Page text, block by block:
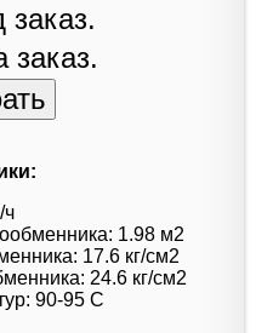
заказ.
заказ.
ч
1.98 м2
17.6 кг/см2
24.6 кг/см2
90-95 C